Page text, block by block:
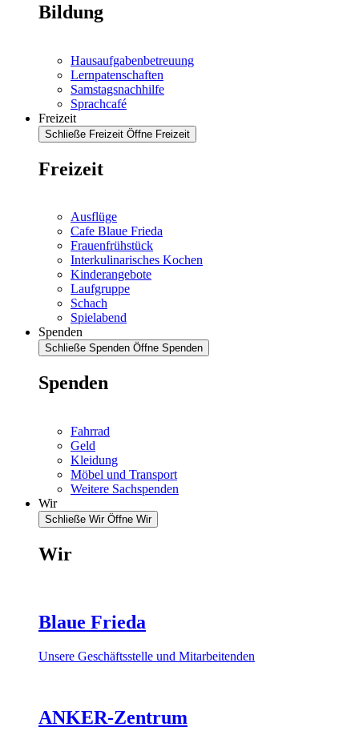
Bildung
Hausaufgabenbetreuung
Lernpatenschaften
Samstagsnachhilfe
Sprachcafé
Freizeit
Schließe Freizeit Öffne Freizeit
Freizeit
Ausflüge
Cafe Blaue Frieda
Frauenfrühstück
Interkulinarisches Kochen
Kinderangebote
Laufgruppe
Schach
Spielabend
Spenden
Schließe Spenden Öffne Spenden
Spenden
Fahrrad
Geld
Kleidung
Möbel und Transport
Weitere Sachspenden
Wir
Schließe Wir Öffne Wir
Wir
Blaue Frieda
Unsere Geschäftsstelle und Mitarbeitenden
ANKER-Zentrum